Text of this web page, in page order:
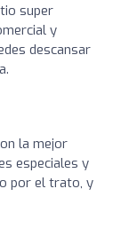
super
y
descansar
la mejor
especiales y
por el trato, y